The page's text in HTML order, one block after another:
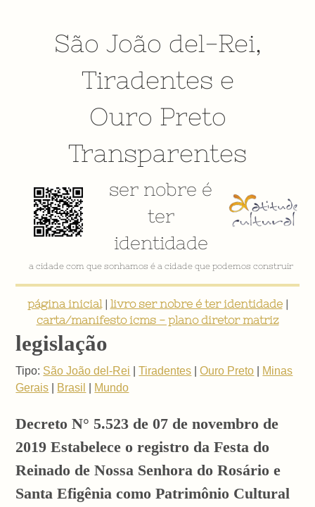
São João del-Rei,
Tiradentes e
Ouro Preto
Transparentes
ser nobre é
ter
identidade
a cidade com que sonhamos é a cidade que podemos construir
página inicial| livro ser nobre é ter identidade|
carta/manifesto icms - plano diretor matriz
legislação
Tipo: São João del-Rei |Tiradentes |Ouro Preto
Minas
Gerais
Brasil Mundo
Decreto N° 5.523 de 07 de novembro de
2019 Estabelece o registro da Festa do
Reinado de Nossa Senhora do Rosário e
Santa Efigênia como Patrimônio Cultural